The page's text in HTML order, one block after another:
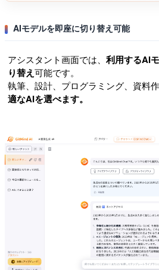
AIモデルを即座に切り替え可能
アシスタント画面では、 利用するAI
り替え可能です。
執筆、設計、プログラミング、資料作
適なAIを選べます。